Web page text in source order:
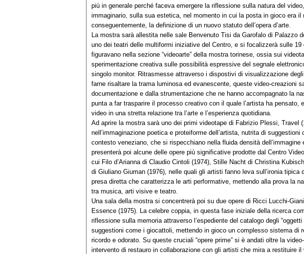
più in generale perché faceva emergere la riflessione sulla natura del
immaginario, sulla sua estetica, nel momento in cui la posta in gioco era il
conseguentemente, la definizione di un nuovo statuto dell’opera d’arte.
La mostra sarà allestita nelle sale Benvenuto Tisi da Garofalo di Palazzo
uno dei teatri delle multiformi iniziative del Centro, e si focalizzerà sulle 19
figuravano nella sezione “videoarte” della mostra torinese, ossia sui
sperimentazione creativa sulle possibilità espressive del segnale
singolo monitor. Ritrasmesse attraverso i dispostivi di visualizzazione
farne risaltare la trama luminosa ed evanescente, queste video-creazioni
documentazione e dalla strumentazione che ne hanno accompagnato la
punta a far trasparire il processo creativo con il quale l’artista ha pensato,
video in una stretta relazione tra l’arte e l’esperienza quotidiana.
Ad aprire la mostra sarà uno dei primi videotape di Fabrizio Plessi, Travel
nell’immaginazione poetica e proteiforme dell’artista, nutrita di suggestioni
contesto veneziano, che si rispecchiano nella fluida densità dell’immagine
presenterà poi alcune delle opere più significative prodotte dal Centro
cui Filo d’Arianna di Claudio Cintoli (1974), Stille Nacht di Christina
di Giuliano Giuman (1976), nelle quali gli artisti fanno leva sull’ironia tipica
presa diretta che caratterizza le arti performative, mettendo alla prova la
tra musica, arti visive e teatro.
Una sala della mostra si concentrerà poi su due opere di Ricci Lucchi-
Essence (1975). La celebre coppia, in questa fase iniziale della ricerca
riflessione sulla memoria attraverso l’espediente del catalogo degli
suggestioni come i giocattoli, mettendo in gioco un complesso sistema di
ricordo e odorato. Su queste cruciali “opere prime” si è andati oltre la
intervento di restauro in collaborazione con gli artisti che mira a restituire il